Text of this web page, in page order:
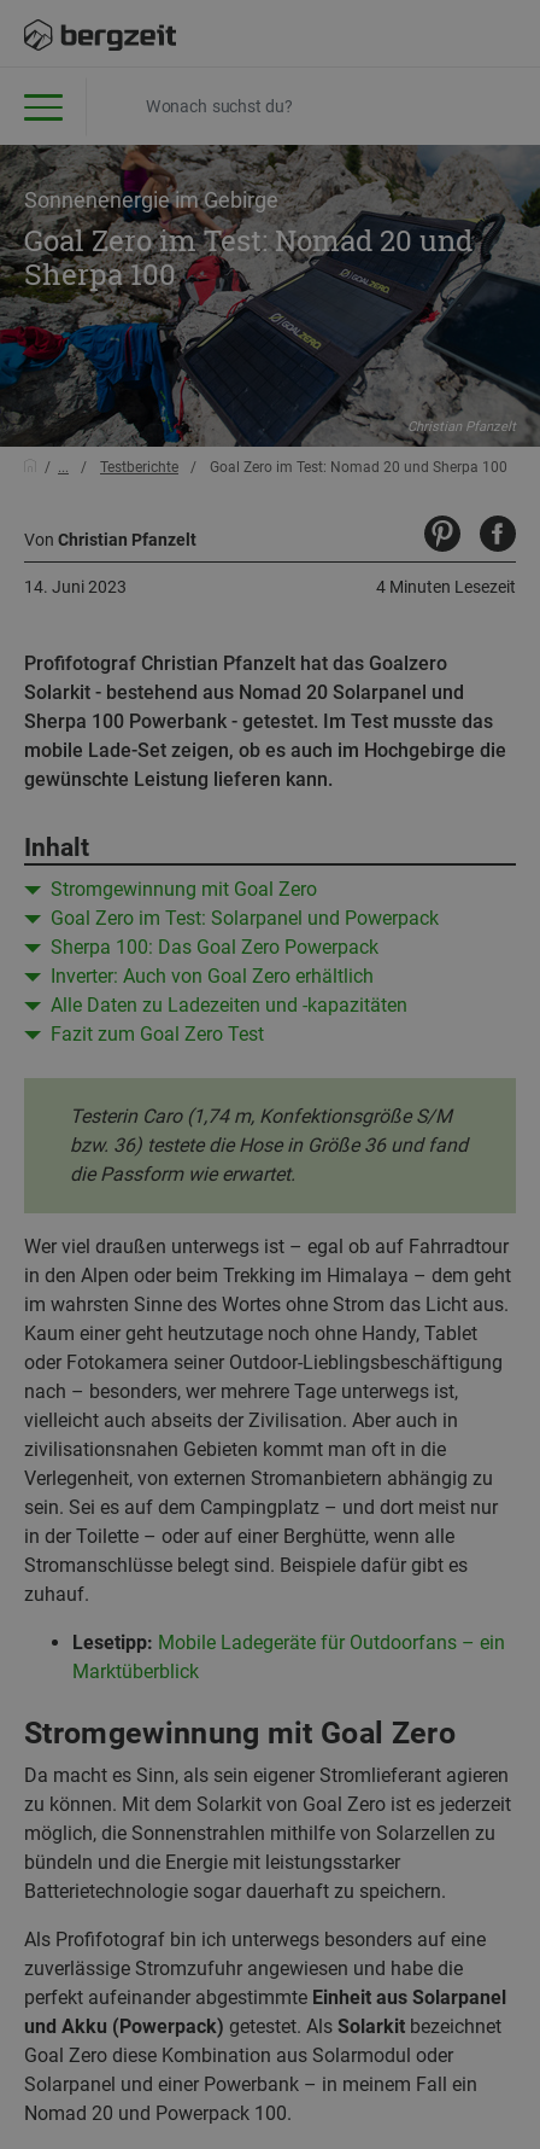
Sonnenenergie im Gebirge
Goal Zero im Test: Nomad 20 und
Sherpa 100
Christian Pfanzelt
... Testberichte Goal Zero im Test: Nomad 20 und Sherpa 100
Von Christian Pfanzelt
4 Minuten Lesezeit
14. Juni 2023
Profifotograf Christian Pfanzelt hat das Goalzero
Solarkit - bestehend aus Nomad 20 Solarpanel und
Sherpa 100 Powerbank - getestet. Im Test musste das
mobile Lade-Set zeigen, ob es auch im Hochgebirge die
gewünschte Leistung lieferen kann.
Inhalt
Stromgewinnung mit Goal Zero
Goal Zero im Test: Solarpanel und Powerpack
Sherpa 100: Das Goal Zero Powerpack
Inverter: Auch von Goal Zero erhältlich
Alle Daten zu Ladezeiten und -kapazitäten
Fazit zum Goal Zero Test
Testerin Caro (1,74 m, Konfektionsgröße S/M
bzw. 36) testete die Hose in Größe 36 und fand
die Passform wie erwartet.
Wer viel draußen unterwegs ist – egal ob auf Fahrradtour
in den Alpen oder beim Trekking im Himalaya – dem geht
im wahrsten Sinne des Wortes ohne Strom das Licht aus.
Kaum einer geht heutzutage noch ohne Handy, Tablet
oder Fotokamera seiner Outdoor-Lieblingsbeschäftigung
nach – besonders, wer mehrere Tage unterwegs ist,
vielleicht auch abseits der Zivilisation. Aber auch in
zivilisationsnahen Gebieten kommt man oft in die
Verlegenheit, von externen Stromanbietern abhängig zu
sein. Sei es auf dem Campingplatz – und dort meist nur
in der Toilette – oder auf einer Berghütte, wenn alle
Stromanschlüsse belegt sind. Beispiele dafür gibt es
zuhauf.
Lesetipp: Mobile Ladegeräte für Outdoorfans – ein
Marktüberblick
Stromgewinnung mit Goal Zero
Da macht es Sinn, als sein eigener Stromlieferant agieren
zu können. Mit dem Solarkit von Goal Zero ist es jederzeit
möglich, die Sonnenstrahlen mithilfe von Solarzellen zu
bündeln und die Energie mit leistungsstarker
Batterietechnologie sogar dauerhaft zu speichern.
Als Profifotograf bin ich unterwegs besonders auf eine
zuverlässige Stromzufuhr angewiesen und habe die
perfekt aufeinander abgestimmte Einheit aus Solarpanel
und Akku (Powerpack) getestet. Als Solarkit bezeichnet
Goal Zero diese Kombination aus Solarmodul oder
Solarpanel und einer Powerbank – in meinem Fall ein
Nomad 20 und Powerpack 100.